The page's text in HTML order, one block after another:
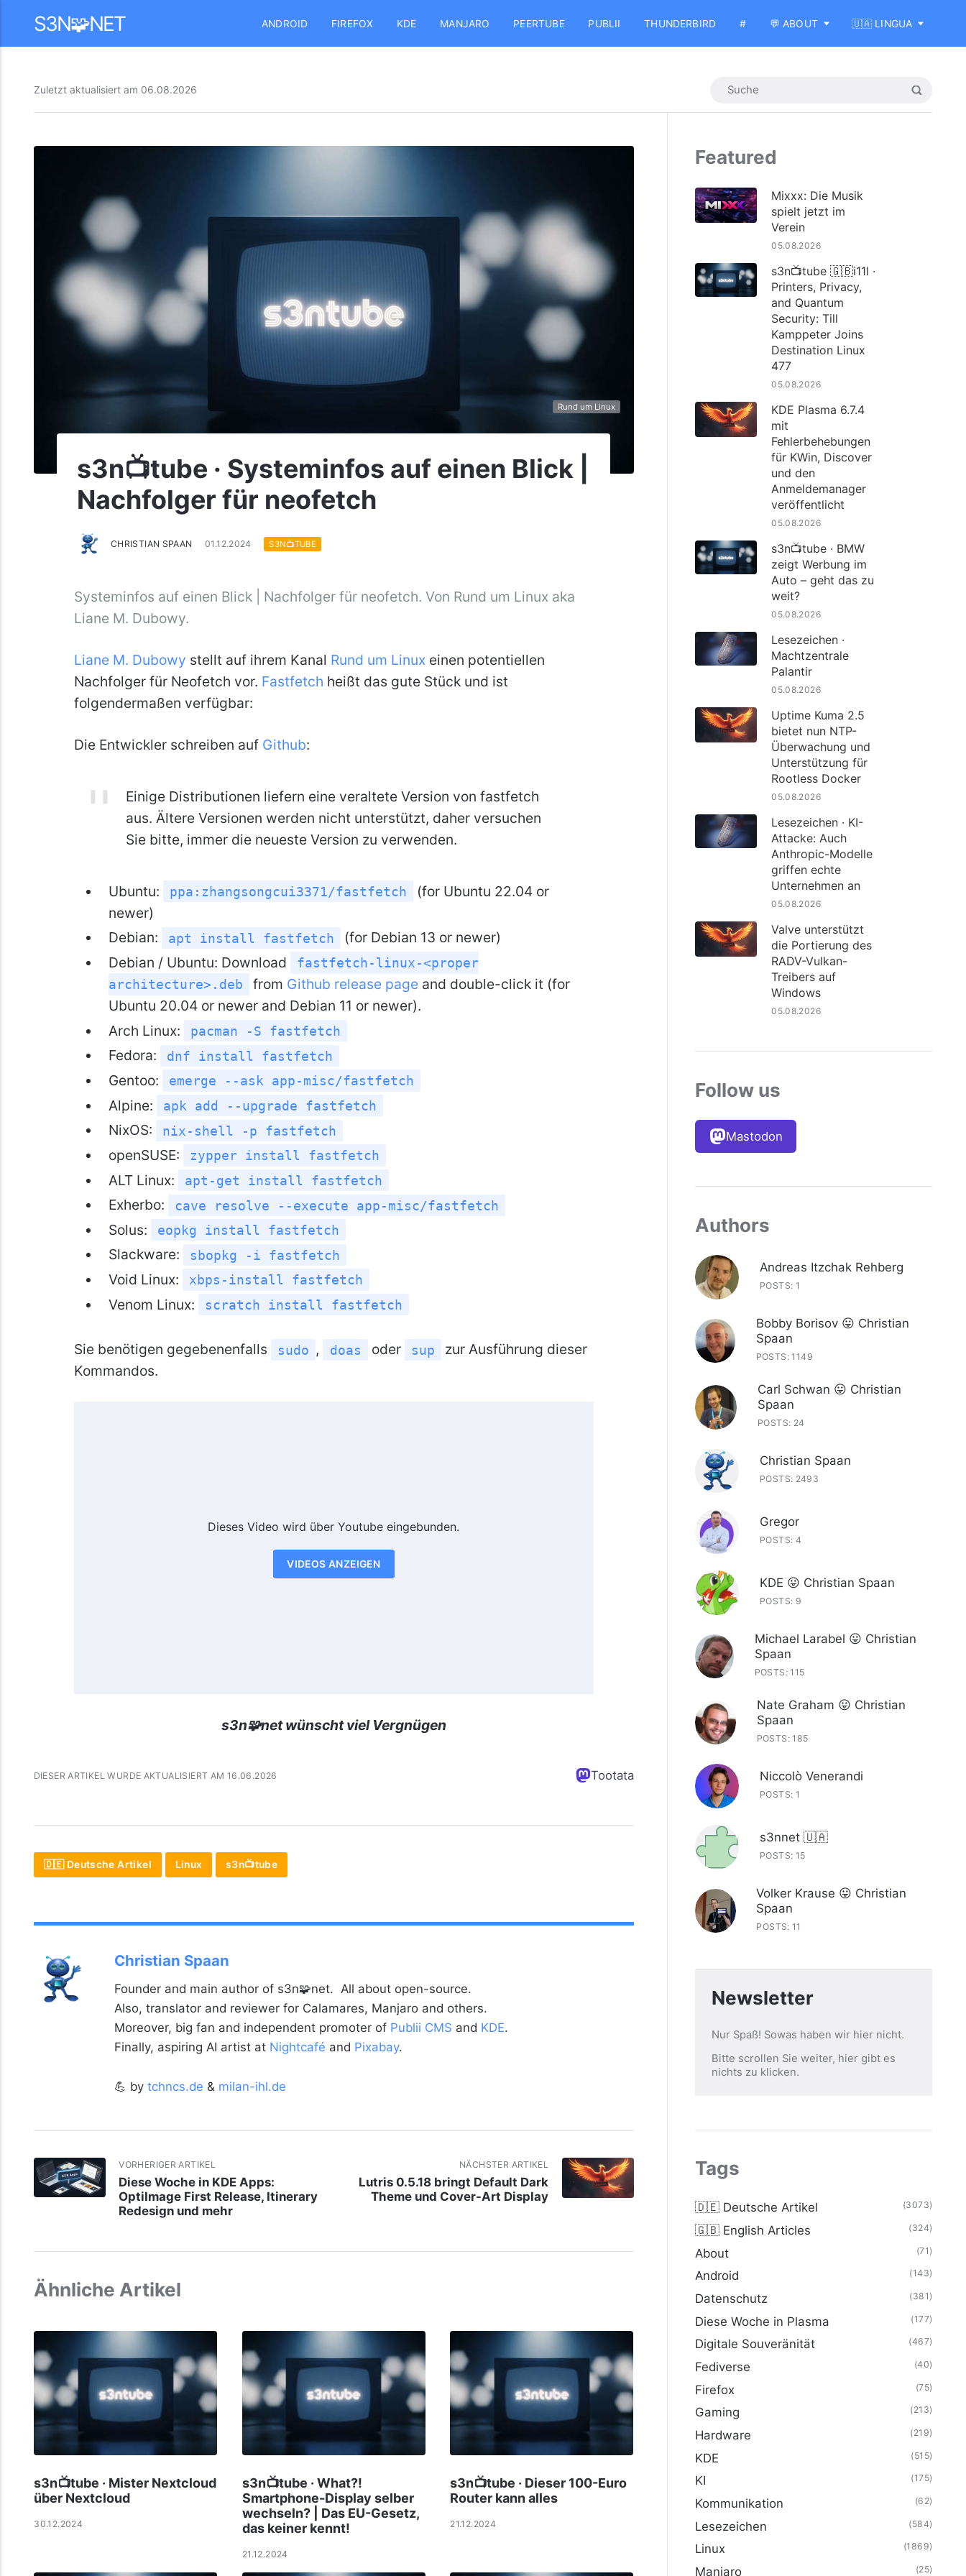
S3N🧩NET ANDROID FIREFOX KDE MANJARO PEERTUBE PUBLII THUNDERBIRD # 💬 ABOUT 🇺🇦 LINGUA
Zuletzt aktualisiert am 06.08.2026
Rund um Linux
s3n📺tube · Systeminfos auf einen Blick |
Nachfolger für neofetch
CHRISTIAN SPAAN 01.12.2024 S3N📺TUBE
Systeminfos auf einen Blick | Nachfolger für neofetch. Von Rund um Linux aka
Liane M. Dubowy.
Liane M. Dubowy stellt auf ihrem Kanal Rund um Linuxeinen potentiellen
Nachfolger für Neofetch vor. Fastfetch heißt das gute Stück und ist
folgendermaßen verfügbar:
Die Entwickler schreiben auf Github:
Einige Distributionen liefern eine veraltete Version von fastfetch
aus. Ältere Versionen werden nicht unterstützt, daher versuchen
Sie bitte, immer die neueste Version zu verwenden.
Ubuntu: ppa:zhangsongcui3371/fastfetch
(for Ubuntu 22.04 or
newer)
Debian:
apt install fastfetch
(for Debian 13 or newer)
Debian / Ubuntu: Download
fastfetch-linux-<proper
architecture>.deb
from Github release pageand double-click it (for
Ubuntu 20.04 or newer and Debian 11 or newer).
Arch Linux:
pacman -S fastfetch
Fedora: dnf install fastfetch
Gentoo: emerge --ask app-misc/fastfetch
Alpine: apk add --upgrade fastfetch
NixOS: nix-shell -p fastfetch
openSUSE: zypper install fastfetch
ALT Linux: apt-get install fastfetch
Exherbo: cave resolve --execute app-misc/fastfetch
Solus: eopkg install fastfetch
Slackware: sbopkg -i fastfetch
Void Linux: xbps-install fastfetch
Venom Linux: scratch install fastfetch
Sie benötigen gegebenenfalls sudo , doas oder sup
zur Ausführung dieser
Kommandos.
Dieses Video wird über Youtube eingebunden.
VIDEOS ANZEIGEN
s3n🧩net wünscht viel Vergnügen
DIESER ARTIKEL WURDE AKTUALISIERT AM 16.06.2026 Tootata
🇩🇪 Deutsche Artikel Linux s3n📺tube
Christian Spaan
Founder and main author of s3n🧩net. All about open-source.
Also, translator and reviewer for Calamares, Manjaro and others.
Moreover, big fan and independent promoter of Publii CMS and KDE.
Finally, aspiring AI artist at Nightcafé and Pixabay.
💪 by tchncs.de & milan-ihl.de
VORHERIGER ARTIKEL
Diese Woche in KDE Apps:
OptiImage First Release, Itinerary
Redesign und mehr
NÄCHSTER ARTIKEL
Lutris 0.5.18 bringt Default Dark
Theme und Cover-Art Display
Ähnliche Artikel
s3n📺tube · Mister Nextcloud
über Nextcloud
30.12.2024
s3n📺tube · What?!
Smartphone-Display selber
wechseln? | Das EU-Gesetz,
das keiner kennt!
21.12.2024
s3n📺tube · Dieser 100-Euro
Router kann alles
21.12.2024
Featured
Mixxx: Die Musik
spielt jetzt im
Verein
05.08.2026
s3n📺tube 🇬🇧i11l ·
Printers, Privacy,
and Quantum
Security: Till
Kamppeter Joins
Destination Linux
477
05.08.2026
KDE Plasma 6.7.4
mit
Fehlerbehebungen
für KWin, Discover
und den
Anmeldemanager
veröffentlicht
05.08.2026
s3n📺tube · BMW
zeigt Werbung im
Auto – geht das zu
weit?
05.08.2026
Lesezeichen ·
Machtzentrale
Palantir
05.08.2026
Uptime Kuma 2.5
bietet nun NTP-
Überwachung und
Unterstützung für
Rootless Docker
05.08.2026
Lesezeichen · KI-
Attacke: Auch
Anthropic-Modelle
griffen echte
Unternehmen an
05.08.2026
Valve unterstützt
die Portierung des
RADV-Vulkan-
Treibers auf
Windows
05.08.2026
Follow us
Mastodon
Authors
Andreas Itzchak Rehberg
POSTS: 1
Bobby Borisov 😛 Christian
Spaan
POSTS: 1149
Carl Schwan 😛 Christian
Spaan
POSTS: 24
Christian Spaan
POSTS: 2493
Gregor
POSTS: 4
KDE 😛 Christian Spaan
POSTS: 9
Michael Larabel 😛 Christian
Spaan
POSTS: 115
Nate Graham 😛 Christian
Spaan
POSTS: 185
Niccolò Venerandi
POSTS: 1
s3nnet 🇺🇦
POSTS: 15
Volker Krause 😛 Christian
Spaan
POSTS: 11
Newsletter
Nur Spaß! Sowas haben wir hier nicht.
Bitte scrollen Sie weiter, hier gibt es
nichts zu klicken.
Tags
🇩🇪 Deutsche Artikel (3073)
🇬🇧 English Articles (324)
About (71)
Android (143)
Datenschutz (381)
Diese Woche in Plasma (177)
Digitale Souveränität (467)
Fediverse (40)
Firefox (75)
Gaming (213)
Hardware (219)
KDE (515)
KI (175)
Kommunikation (62)
Lesezeichen (584)
Linux (1869)
Manjaro (25)